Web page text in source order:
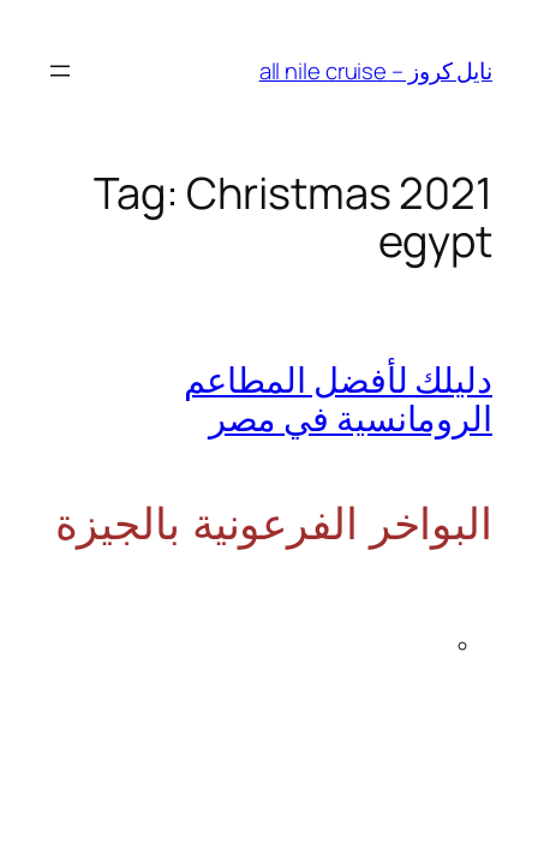
content
نايل كروز – all nile cruise
Tag: Christmas 2021
egypt
دليلك لأفضل المطاعم
الرومانسية في مصر
البواخر الفرعونية بالجيزة